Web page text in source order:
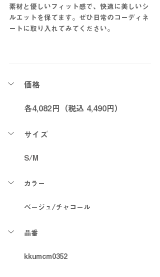
素材と優しいフィット感で、快適に美しいシ
ルエットを保てます。ぜひ日常のコーディネ
ートに取り入れてみてください。
価格
各4,082円（税込 4,490円）
サイズ
S/M
カラー
ベージュ/チャコール
品番
kkumcm0352